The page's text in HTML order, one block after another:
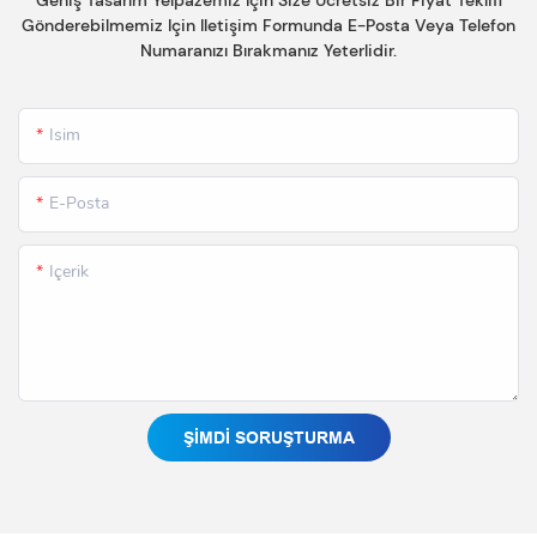
Gönderebilmemiz Için Iletişim Formunda E-Posta Veya Telefon
Numaranızı Bırakmanız Yeterlidir.
Isim
E-Posta
Içerik
ŞIMDI SORUŞTURMA